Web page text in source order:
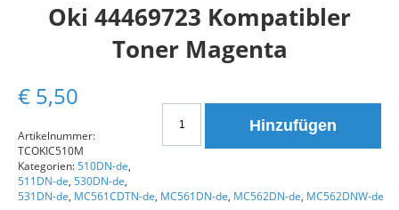
Oki 44469723 Kompatibler
Toner Magenta
€ 5,50
44469723
Kompatibler
Magenta
Hinzufügen
Artikelnummer:
TCOKIC510M
Kategorien:510DN-de,
511DN-de, 530DN-de,
531DN-de, MC561CDTN-de, MC561DN-de, MC562DN-de, MC562DNW-de